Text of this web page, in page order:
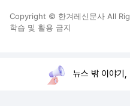
Copyright © 한겨레신문사 All
학습 및 활용 금지
뉴스 밖 이야기,